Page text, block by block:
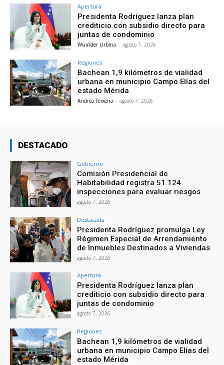
Apertura
Presidenta Rodríguez lanza plan
crediticio con subsidio directo para
juntas de condominio
Wuinder Urbina - agosto 7, 2026
Regiones
Bachean 1,9 kilómetros de vialidad
urbana en municipio Campo Elías del
estado Mérida
Andrea Teixeira - agosto 7, 2026
DESTACADO
Gobierno
Comisión Presidencial de
Habitabilidad registra 51.124
inspecciones para evaluar riesgos
agosto 7, 2026
Destacada
Presidenta Rodríguez promulga Ley
Régimen Especial de Arrendamiento
de Inmuebles Destinados a Viviendas
agosto 7, 2026
Apertura
Presidenta Rodríguez lanza plan
crediticio con subsidio directo para
juntas de condominio
agosto 7, 2026
Regiones
Bachean 1,9 kilómetros de vialidad
urbana en municipio Campo Elías del
estado Mérida